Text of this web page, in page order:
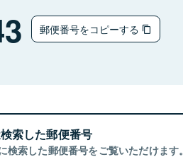
郵便番号をコピーする
索した郵便番号
検索した郵便番号をご覧いただけます。